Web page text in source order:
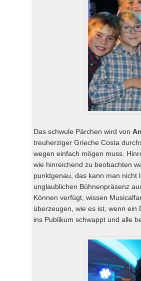
Das schwule Pärchen wird von
treuherziger Grieche Costa
wegen einfach mögen muss.
wie hinreichend zu beobachten
punktgenau, das kann man
unglaublichen Bühnenpräsenz
Können verfügt, wissen
überzeugen, wie es ist, wenn
ins Publikum schwappt und alle